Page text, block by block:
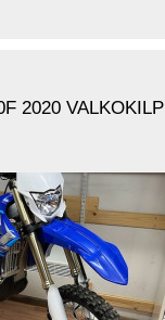
2020 VALKOKILPI